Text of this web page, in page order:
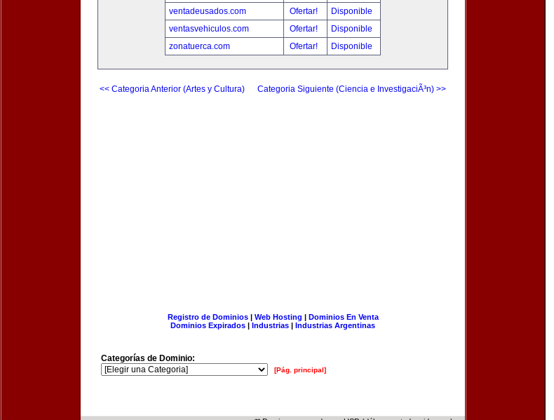
ventadeusados.com
Ofertar!
Disponible
ventasvehiculos.com
Ofertar!
Disponible
zonatuerca.com
Ofertar! Disponible
<< Categoria Anterior (Artes y Cultura) Categoria Siguiente (Ciencia e InvestigaciÃ³n) >>
Registro de Dominios| Web Hosting | Dominios En Venta
Dominios Expirados | Industrias | Industrias Argentinas
Categorías de Dominio:
[Pág. principal]